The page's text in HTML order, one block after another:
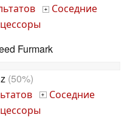
+
Соседние
Furmark
(50%)
+ Соседние